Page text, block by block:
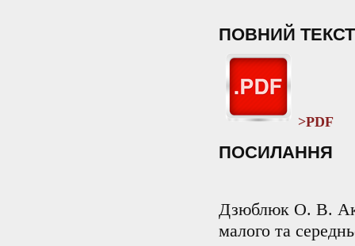
ПОВНИЙ
>PDF
ПОСИЛАННЯ
Дзюблюк О. В.
малого та